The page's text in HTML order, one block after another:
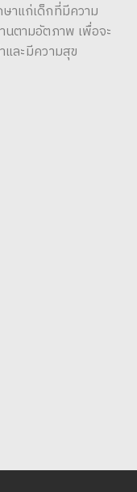
าแก่เด็กที่มีความ
ตามอัตภาพ เพื่อจะ
ละมีความสุข